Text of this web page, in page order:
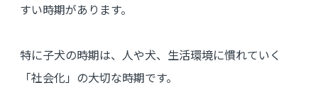
すい時期があります。
特に子犬の時期は、人や犬、生活環境に慣れていく
「社会化」の大切な時期です。